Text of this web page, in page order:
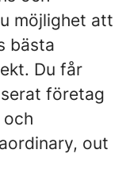
möjlighet att
bästa
Du får
företag
out